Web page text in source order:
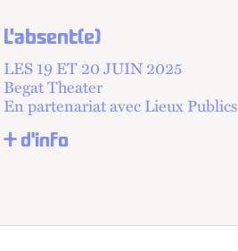
L'absent(e)
LES 19 ET20 JUIN 2025
Begat Theater
En partenariat avec Lieux Publics
+ d'info